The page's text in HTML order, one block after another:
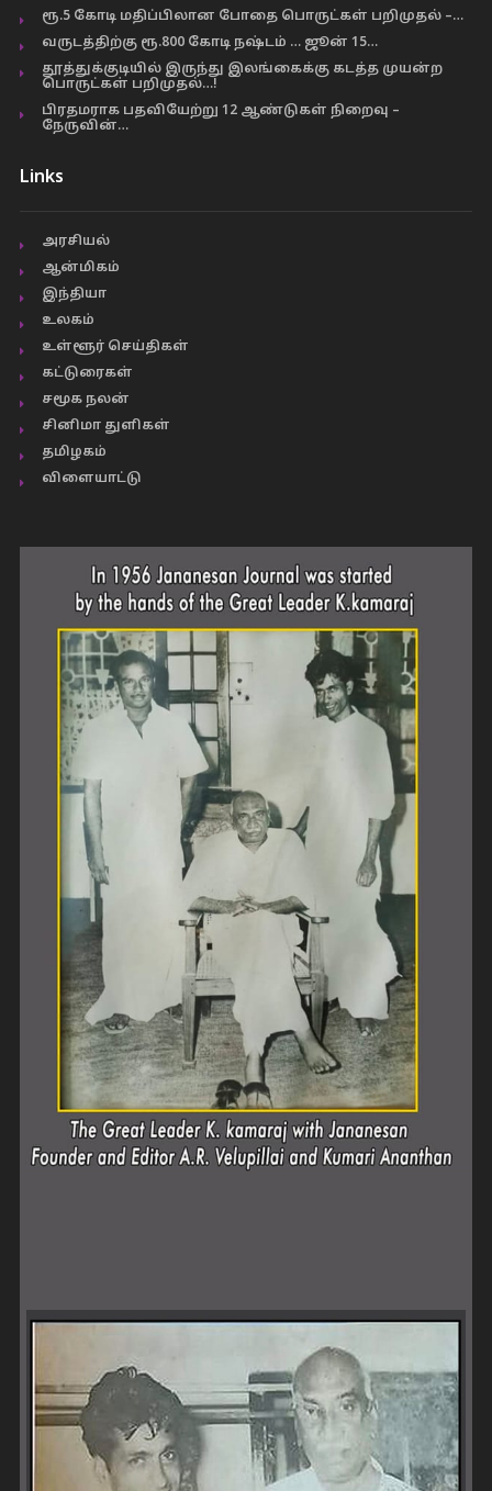
ரூ.5 கோடி மதிப்பிலான போதை பொருட்கள் பறிமுதல் –…
வருடத்திற்கு ரூ.800 கோடி நஷ்டம் … ஜூன் 15…
தூத்துக்குடியில் இருந்து இலங்கைக்கு கடத்த முயன்ற
பொருட்கள் பறிமுதல்…!
பிரதமராக பதவியேற்று 12 ஆண்டுகள் நிறைவு –
நேருவின்…
Links
அரசியல்
ஆன்மிகம்
இந்தியா
உலகம்
உள்ளூர் செய்திகள்
கட்டுரைகள்
சமூக நலன்
சினிமா துளிகள்
தமிழகம்
விளையாட்டு